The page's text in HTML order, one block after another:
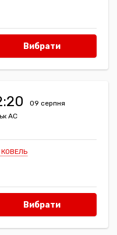
Вибрати
09 серпня
АС
КОВЕЛЬ
Вибрати